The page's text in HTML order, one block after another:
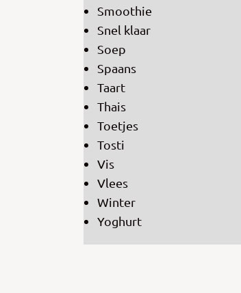
Smoothie
Snel klaar
Soep
Spaans
Taart
Thais
Toetjes
Tosti
Vis
Vlees
Winter
Yoghurt